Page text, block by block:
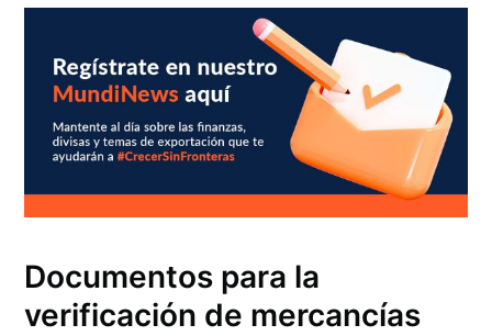
Documentos para la
verificación de mercancías